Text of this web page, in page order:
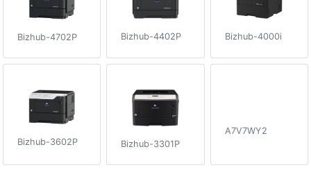
Bizhub-4702P Bizhub-4402P Bizhub-4000i
Bizhub-3602P Bizhub-3301P
A7V7WY2